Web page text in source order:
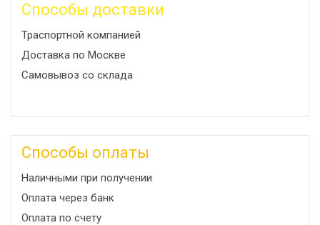
Способы доставки
Траспортной компанией
Доставка по Москве
Самовывоз со склада
Способы оплаты
Наличными при получении
Оплата через банк
Оплата по счету